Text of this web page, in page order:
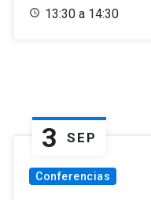
13:30 a 14:30
3 SEP
Conferencias